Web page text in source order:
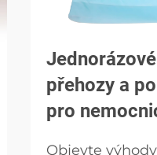
přehozy a
pro
Objevte